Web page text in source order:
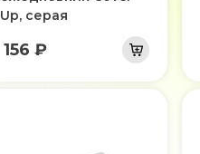
Up, серая
156 ₽